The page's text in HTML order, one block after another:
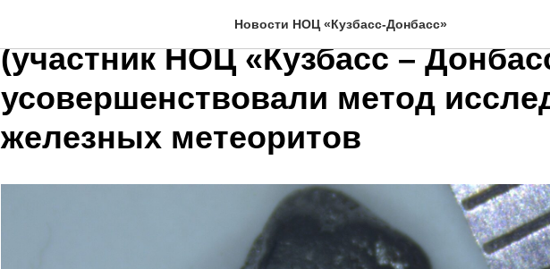
Новости НОЦ «Кузбасс-Донбасс»
Учёные Института земной коры
(участник НОЦ «Кузбасс –
усовершенствовали метод
железных метеоритов